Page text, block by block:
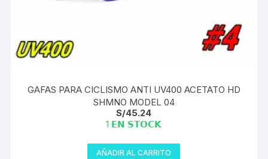
GAFAS PARA CICLISMO ANTI UV400 ACETATO HD
SHMNO MODEL 04
S/45.24
1 𝗘𝗡 𝗦𝗧𝗢𝗖𝗞
AÑADIR AL CARRITO